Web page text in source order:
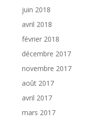
juin 2018
avril 2018
février 2018
décembre 2017
novembre 2017
août 2017
avril 2017
mars 2017